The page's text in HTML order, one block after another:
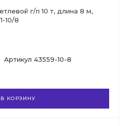
г/п 10 т, длина 8 м,
10/8
Артикул 43559-10-8
В КОРЗИНУ